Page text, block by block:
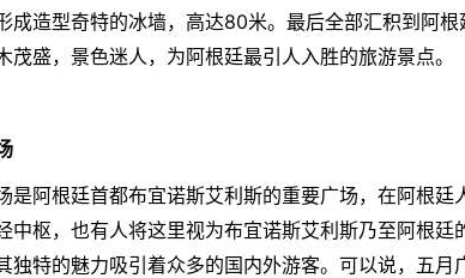
成造型奇特的冰墙，高达80米。最后全部汇积到 阿根
茂盛，景色迷人，为阿根廷最引人入胜的旅游景点。
是阿根廷首都布宜诺斯艾利斯的重要广场，在阿根廷
中枢，也有人将这里视为布宜诺斯艾利斯乃至阿根廷
独特的魅力吸引着众多的国内外游客。可以说， 五月